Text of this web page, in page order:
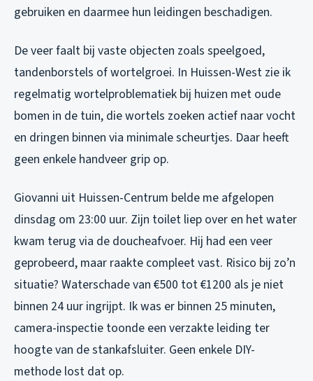
gebruiken en daarmee hun leidingen beschadigen.
De veer faalt bij vaste objecten zoals speelgoed,
tandenborstels of wortelgroei. In Huissen-West zie ik
regelmatig wortelproblematiek bij huizen met oude
bomen in de tuin, die wortels zoeken actief naar vocht
en dringen binnen via minimale scheurtjes. Daar heeft
geen enkele handveer grip op.
Giovanni uit Huissen-Centrum belde me afgelopen
dinsdag om 23:00 uur. Zijn toilet liep over en het water
kwam terug via de doucheafvoer. Hij had een veer
geprobeerd, maar raakte compleet vast. Risico bij zo’n
situatie? Waterschade van €500 tot €1200 als je niet
binnen 24 uur ingrijpt. Ik was er binnen 25 minuten,
camera-inspectie toonde een verzakte leiding ter
hoogte van de stankafsluiter. Geen enkele DIY-
methode lost dat op.